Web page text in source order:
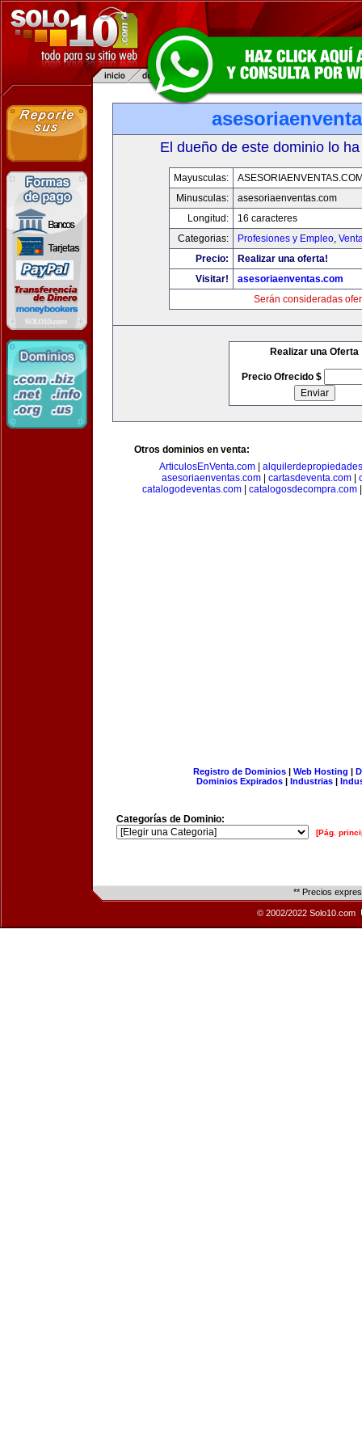
El dueño de este dominio lo
Mayusculas:
Minusculas:
asesoriaenventas.com
Longitud:
16 caracteres
Categorias:
Profesiones y Empleo,
Precio:
Realizar una oferta!
Visitar!
asesoriaenventas.com
Serán consideradas
Realizar una Oferta
Precio Ofrecido $
Otros dominios en venta:
ArticulosEnVenta.com|
asesoriaenventas.com
cartasdeventa.com
catalogodeventas.com
catalogosdecompra.com
Registro de Dominios| Web Hosting |
Dominios Expirados | Industrias |
Categorías de Dominio:
[Pág.
** Precios
© 2002/2022 Solo10.com